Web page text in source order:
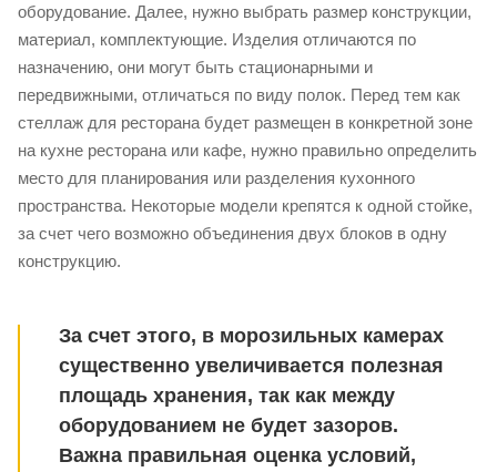
оборудование. Далее, нужно выбрать размер конструкции,
материал, комплектующие. Изделия отличаются по
назначению, они могут быть стационарными и
передвижными, отличаться по виду полок. Перед тем как
стеллаж для ресторана будет размещен в конкретной зоне
на кухне ресторана или кафе, нужно правильно определить
место для планирования или разделения кухонного
пространства. Некоторые модели крепятся к одной стойке,
за счет чего возможно объединения двух блоков в одну
конструкцию.
За счет этого, в морозильных камерах
существенно увеличивается полезная
площадь хранения, так как между
оборудованием не будет зазоров.
Важна правильная оценка условий,